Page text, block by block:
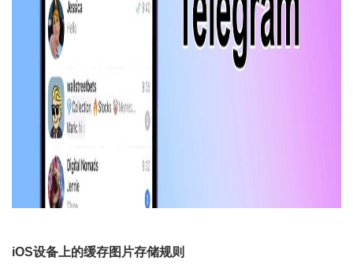
iOS设备上的缓存图片存储规则